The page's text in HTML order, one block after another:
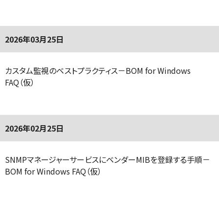
2026年03月25日
カスタム監視のベストプラクティス－BOM for Windows
FAQ（仮）
2026年02月25日
SNMPマネージャーサービスにベンダーMIBを登録する手順－
BOM for Windows FAQ（仮）